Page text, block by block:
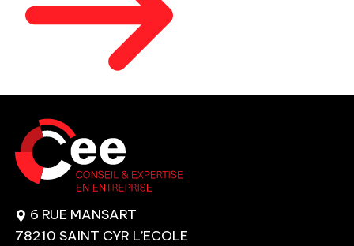
6 RUE MANSART
78210 SAINT CYR L’ECOLE